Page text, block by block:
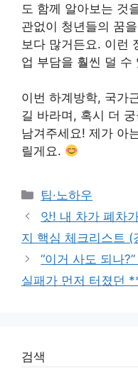
도 함께 알아보는 것
관없이 청년들의 꿈
보다 많거든요. 이런
업 부담을 훨씬 덜 수
이번 하계방학, 국가
길 바라며, 혹시 더
남겨주세요! 제가 아
릴게요.
Categories
팁·노하우
앗! 내 차가 폐차
지 핵심 체크리스트 (
“이거 사도 되나
실패가 먼저 터졌던
검색